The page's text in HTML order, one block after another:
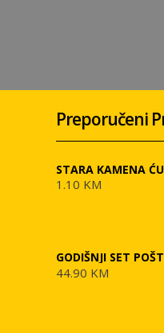
Preporučeni
STARA KAMENA
1.10 KM
GODIŠNJI SET
44.90 KM